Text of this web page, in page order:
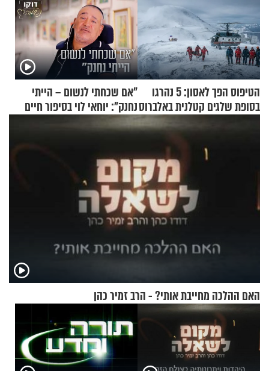
הטיפוס הפך לאסון: 5 נהרגו
בסופת שלגים קטלנית באלברוס
"אם שכחתי לנשום – הייתי
נחנק": יוחאי לוי בסיפור חיים
מעורר השראה
האם ההלכה מחייבת אותי? - הרב זמיר כהן